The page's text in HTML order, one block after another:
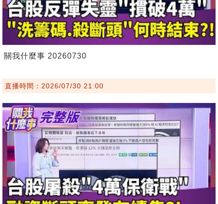
關我什麼事 20260730
直播時間：2026/07/30 21:00